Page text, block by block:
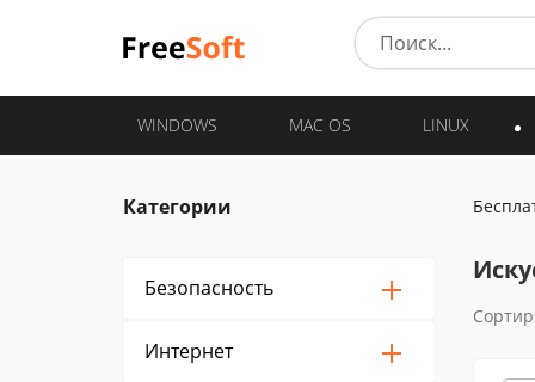
WINDOWS MAC OS LINUX
Категории
Безопасность
Интернет